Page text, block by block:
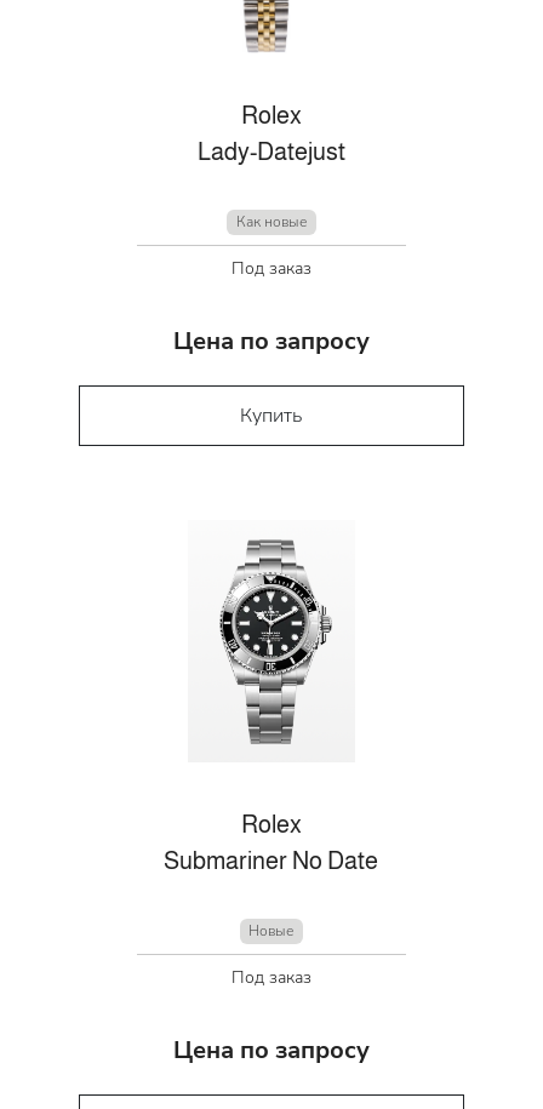
Rolex
Lady-Datejust
Как новые
Под заказ
Цена по запросу
Купить
Rolex
Submariner No Date
Новые
Под заказ
Цена по запросу